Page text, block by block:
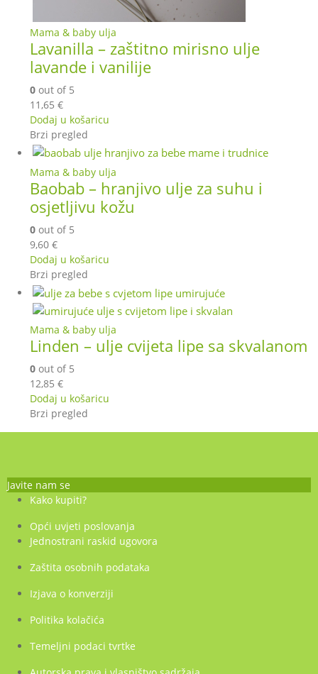
Mama & baby ulja
Lavanilla – zaštitno mirisno ulje
lavande i vanilije
0 out of 5
11,65 €
Dodaj u košaricu
Brzi pregled
Mama & baby ulja
Baobab – hranjivo ulje za suhu i
osjetljivu kožu
0 out of 5
9,60 €
Dodaj u košaricu
Brzi pregled
Mama & baby ulja
Linden – ulje cvijeta lipe sa skvalanom
0 out of 5
12,85 €
Dodaj u košaricu
Brzi pregled
Javite nam se
Kako kupiti?
Opći uvjeti poslovanja
Jednostrani raskid ugovora
Zaštita osobnih podataka
Izjava o konverziji
Politika kolačića
Temeljni podaci tvrtke